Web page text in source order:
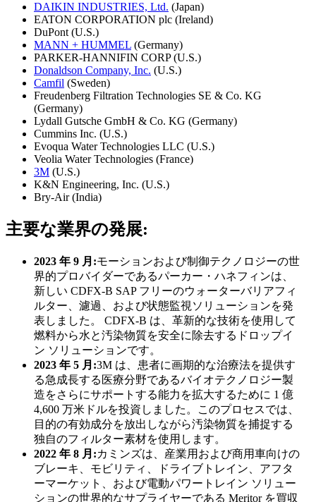
DAIKIN INDUSTRIES, Ltd. (Japan)
EATON CORPORATION plc (Ireland)
DuPont (U.S.)
MANN + HUMMEL (Germany)
PARKER-HANNIFIN CORP (U.S.)
Donaldson Company, Inc. (U.S.)
Camfil (Sweden)
Freudenberg Filtration Technologies SE & Co. KG
(Germany)
Lydall Gutsche GmbH & Co. KG (Germany)
Cummins Inc. (U.S.)
Evoqua Water Technologies LLC (U.S.)
Veolia Water Technologies (France)
3M (U.S.)
K&N Engineering, Inc. (U.S.)
Bry-Air (India)
主要な業界の発展:
2023 年 9 月:モーションおよび制御テクノロジーの世
界的プロバイダーであるパー​​カー・ハネフィンは、
新しい CDFX-B SAP フリーのウォーターバリアフィ
ルター、濾過、および状態監視ソリューションを発
表しました。 CDFX-B は、革新的な技術を使用して
燃料から水と汚染物質を安全に除去するドロップイ
ン ソリューションです。
2023 年 5 月:3M は、患者に画期的な治療法を提供す
る急成長する医療分野であるバイオテクノロジー製
造をさらにサポートする能力を拡大するために 1 億
4,600 万米ドルを投資しました。このプロセスでは、
目的の有効成分を放出しながら汚染物質を捕捉する
独自のフィルター素材を使用します。
2022 年 8 月:カミンズは、産業用および商用車向けの
ブレーキ、モビリティ、ドライブトレイン、アフタ
ーマーケット、および電動パワートレイン ソリュー
ションの世界的なサプライヤーである Meritor を買収